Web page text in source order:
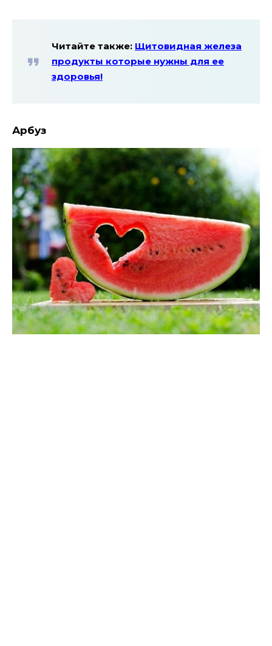
Читайте также: Щитовидная железа
продукты которые нужны для ее
здоровья!
Арбуз